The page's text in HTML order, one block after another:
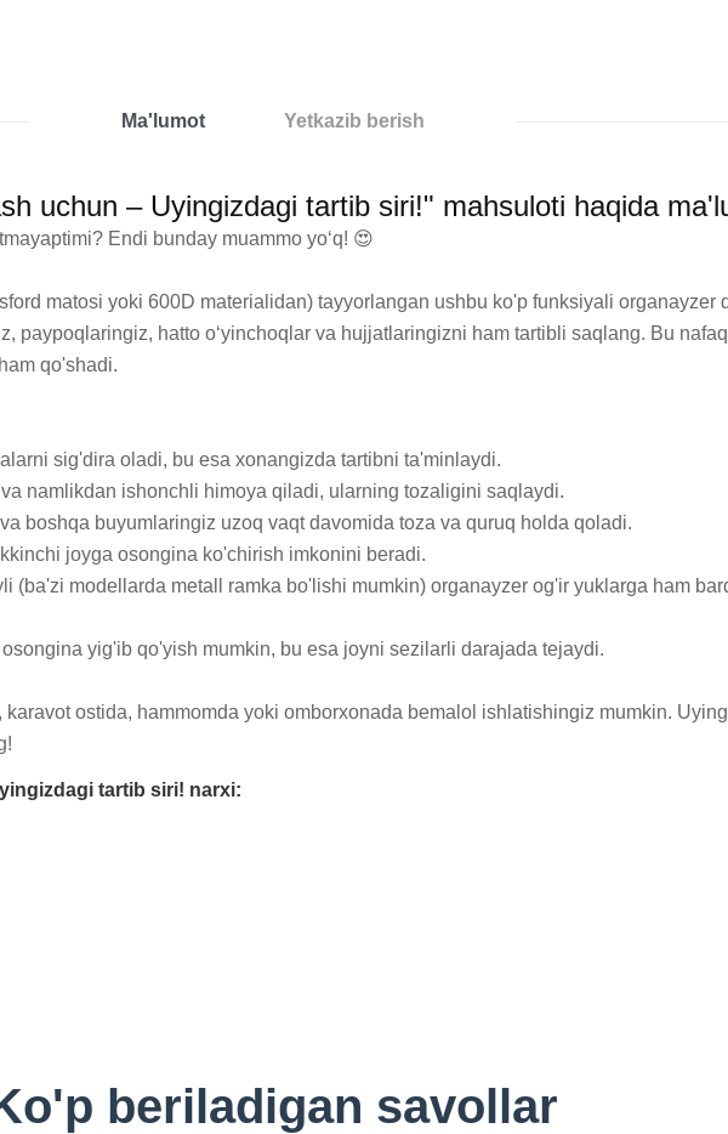
Ma'lumot Yetkazib berish
uchun – Uyingizdagi tartib siri!" mahsuloti haqida
Endi bunday muammo yo‘q! 😍
matosi yoki 600D materialidan) tayyorlangan ushbu ko'p funksiyali organayzer
paypoqlaringiz, hatto o‘yinchoqlar va hujjatlaringizni ham tartibli saqlang. Bu
qo'shadi.
sig'dira oladi, bu esa xonangizda tartibni ta'minlaydi.
namlikdan ishonchli himoya qiladi, ularning tozaligini saqlaydi.
boshqa buyumlaringiz uzoq vaqt davomida toza va quruq holda qoladi.
joyga osongina ko'chirish imkonini beradi.
(ba'zi modellarda metall ramka bo'lishi mumkin) organayzer og'ir yuklarga ham
yig'ib qo'yish mumkin, bu esa joyni sezilarli darajada tejaydi.
ostida, hammomda yoki omborxonada bemalol ishlatishingiz mumkin.
tartib siri! narxi:
beriladigan savollar